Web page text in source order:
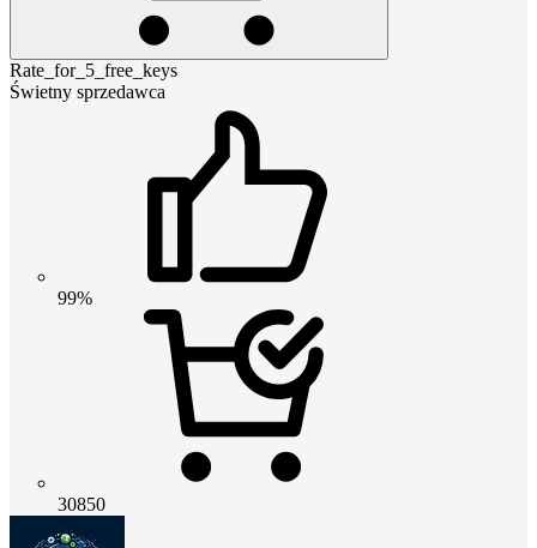
Rate_for_5_free_keys
Świetny sprzedawca
99%
30850